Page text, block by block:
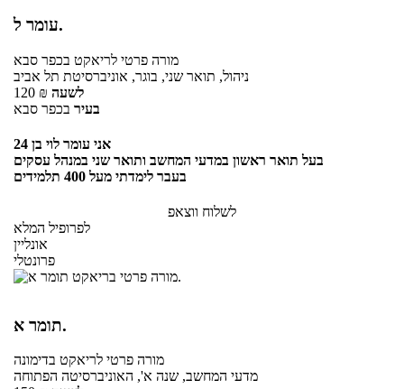
עומר ל.
מורה פרטי לריאקט בכפר סבא
ניהול, תואר שני, בוגר, אוניברסיטת תל אביב
120 ₪ לשעה
בעיר בכפר סבא
אני עומר לוי בן 24
בעל תואר ראשון במדעי המחשב ותואר שני במנהל עסקים
בעבר לימדתי מעל 400 תלמידים
לשלוח ווצאפ
לפרופיל המלא
אונליין
פרונטלי
תומר א.
מורה פרטי לריאקט בדימונה
מדעי המחשב, שנה א', האוניברסיטה הפתוחה